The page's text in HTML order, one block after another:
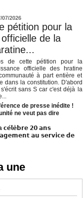
07/2026
pétition pour la
de la
de cette pétition pour la
officielle des hratine
à part entière et
dans la constitution. D'abord
s'écrit sans S car c'est déjà la
de presse inédite !
ne veut pas dire
𝗰𝗲́𝗹𝗲̀𝗯𝗿𝗲 𝟮𝟬 𝗮𝗻𝘀
𝗮𝘂 𝘀𝗲𝗿𝘃𝗶𝗰𝗲 𝗱𝗲
une